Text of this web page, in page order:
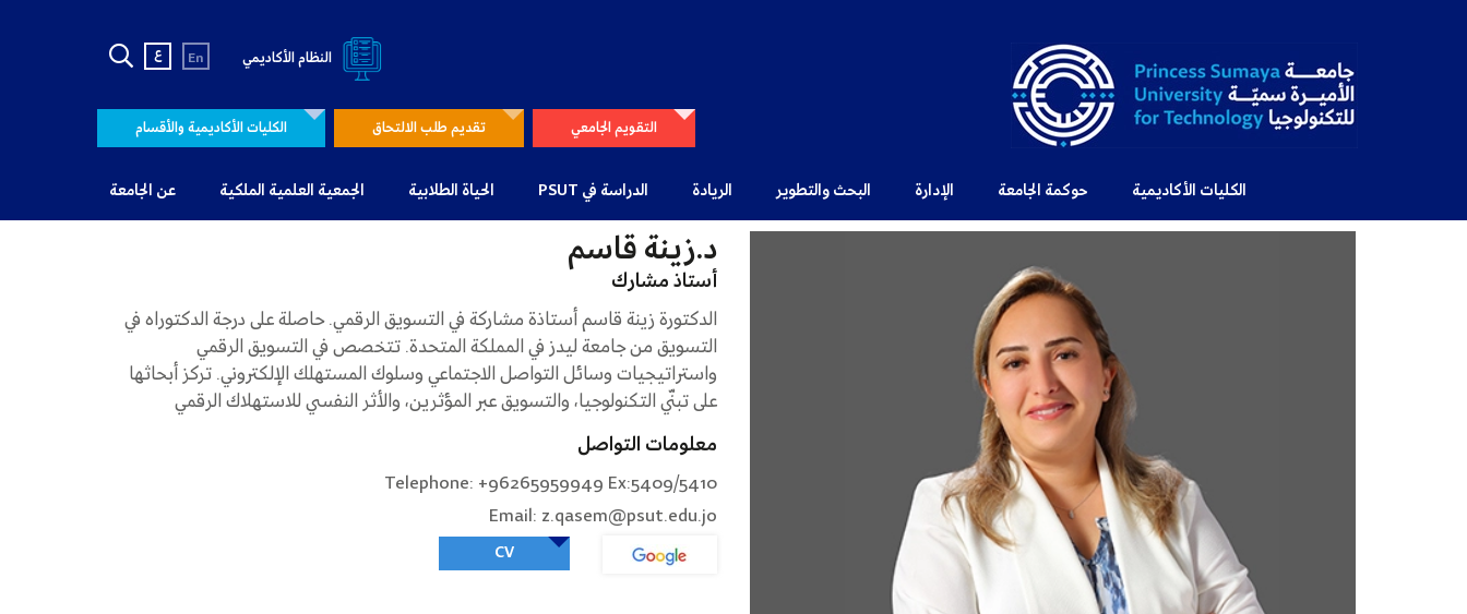
النظام الأكاديمي En ع
التقويم الجامعي تقديم طلب الالتحاق الكليات الأكاديمية والأقسام
الكليات الأكاديمية حوكمة الجامعة الإدارة البحث والتطوير الريادة الدراسة في PSUT الحياة الطلابية الجمعية العلمية الملكية عن الجامعة
د.زينة قاسم
أستاذ مشارك
الدكتورة زينة قاسم أستاذة مشاركة في التسويق الرقمي. حاصلة على درجة الدكتوراه في
التسويق من جامعة ليدز في المملكة المتحدة. تتخصص في التسويق الرقمي
واستراتيجيات وسائل التواصل الاجتماعي وسلوك المستهلك الإلكتروني. تركز أبحاثها
على تبنّي التكنولوجيا، والتسويق عبر المؤثرين، والأثر النفسي للاستهلاك الرقمي
معلومات التواصل
Telephone: +96265959949 Ex:5409/5410
Email: z.qasem@psut.edu.jo
CV